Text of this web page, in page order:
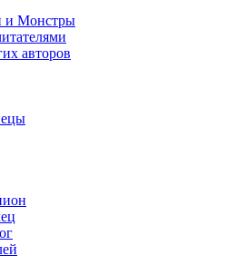
и Монстры
авторов